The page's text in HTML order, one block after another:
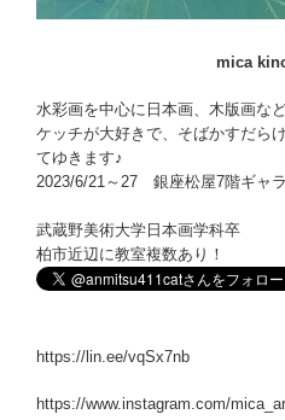
mica
水彩画を中心に日本画、木版画な
ケッチが大好きで、そばかすだら
てゆきます♪
2023/6/21～27 銀座松屋7階ギャラ
武蔵野美術大学日本画学科卒
柏市近辺に教室複数あり！
https://lin.ee/vqSx7nb
https://www.instagram.com/